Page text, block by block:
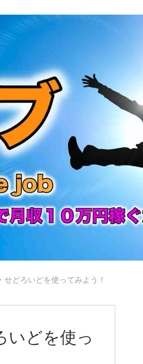
どろいどを使ってみよう！
いどを使っ